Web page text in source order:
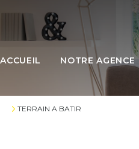
ACCUEIL NOTRE AGENCE
L'ÉQUIPE
L'AGENCE
LES HONORAIRES
TERRAIN A BATIR